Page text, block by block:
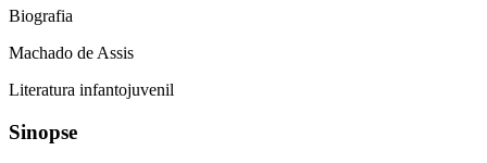
Biografia
Machado de Assis
Literatura infantojuvenil
Sinopse